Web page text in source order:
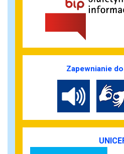
Zapewnianie